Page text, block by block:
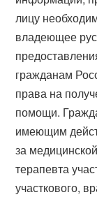
лицу
владеющее
гражданам
права на
помощи.
имеющим
за
терапевта
участкового,